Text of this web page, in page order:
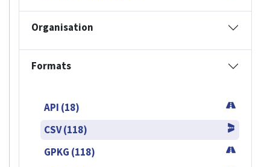
Organisation
Formats
API (18)
CSV (118)
GPKG (118)